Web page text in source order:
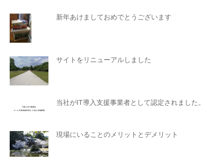
新年あけましておめでとうございます
サイトをリニューアルしました
当社がIT導入支援事業者として認定されました。
現場にいることのメリットとデメリット